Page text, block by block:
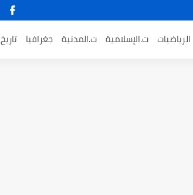
الرياضيات ت.الإسلامية ت.المدنية جغرافيا تاريخ